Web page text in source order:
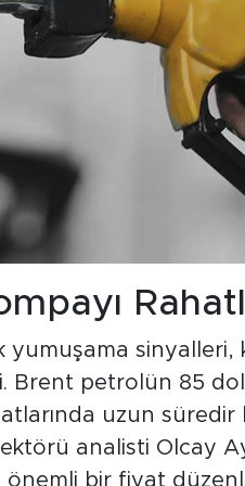
yumuşama sinyalleri,
Brent petrolün 85
uzun süredir
analisti Olcay
bir fiyat